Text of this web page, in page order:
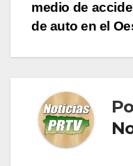
de
entradas
medio de
de auto en el